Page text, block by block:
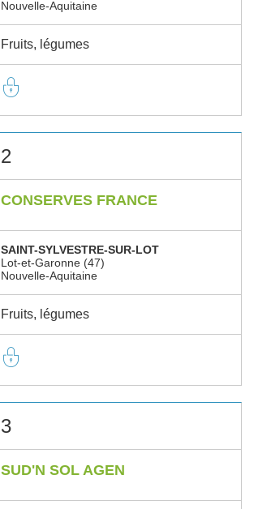
Nouvelle-Aquitaine
Fruits, légumes
2
CONSERVES FRANCE
SAINT-SYLVESTRE-SUR-LOT
Lot-et-Garonne (47)
Nouvelle-Aquitaine
Fruits, légumes
3
SUD'N SOL AGEN